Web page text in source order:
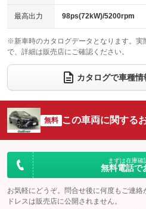
チップアップシート
：装備なし
：装備なし
ウォークスルー
：装備なし
電動リアゲート
：装備なし
サイドカメラ
：装備なし
：装備なし
最高出力 98ps(72kW)/5200rpm
※新車時のカタログデータとなります。実
で、詳細は販売店にご確認ください。
カタログで車種
無料 この車両に関する
まずは在庫確
無料電話で
お気軽にどうぞ。問合せ後に何度もご連
ドレスは販売店に公開されません。